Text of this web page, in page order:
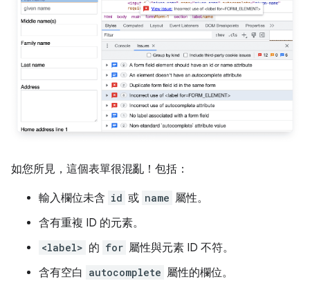
如您所見，這個表單很混亂！包括：
輸入欄位未含 id 或 name 屬性。
含有重複 ID 的元素。
<label> 的 for 屬性與元素 ID 不符。
含有空白 autocomplete 屬性的欄位。